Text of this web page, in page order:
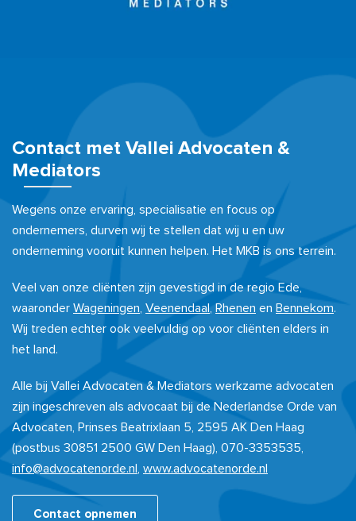
Contact met Vallei Advocaten &
Mediators
Wegens onze ervaring, specialisatie en focus op
ondernemers, durven wij te stellen dat wij u en uw
onderneming vooruit kunnen helpen. Het MKB is ons terrein.
Veel van onze cliënten zijn gevestigd in de regio Ede,
waaronder Wageningen Veenendaal, Rhenen en Bennekom.
Wij treden echter ook veelvuldig op voor cliënten elders in
het land.
Alle bij Vallei Advocaten & Mediators werkzame advocaten
zijn ingeschreven als advocaat bij de Nederlandse Orde van
Advocaten, Prinses Beatrixlaan 5, 2595 AK Den Haag
(postbus 30851 2500 GW Den Haag), 070-3353535,
info@advocatenorde.nl
www.advocatenorde.nl
Contact opnemen